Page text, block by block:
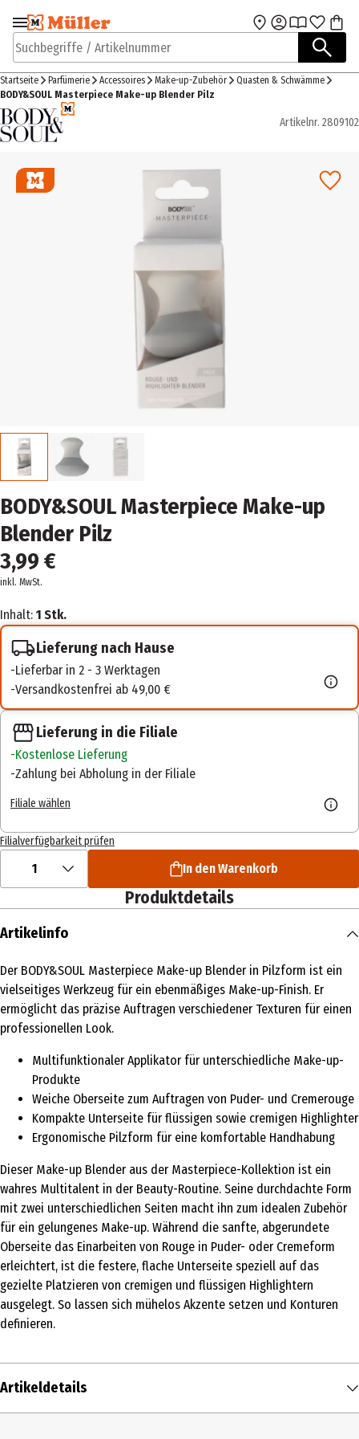
Zur Navigation
springen
Zum Hauptinhalt
Suchbegriffe / Artikelnummer
Startseite Parfümerie Accessoires Make-up-Zubehör
Quasten & Schwämme
BODY&SOUL Masterpiece Make-up Blender Pilz
Artikelnr. 2809102
BODY&SOUL Masterpiece Make-up
Blender Pilz
3,99 €
inkl. MwSt.
Inhalt: 1 Stk.
Lieferung nach Hause
Lieferbar in 2 - 3 Werktagen
Versandkostenfrei ab 49,00 €
Lieferung in die Filiale
Kostenlose Lieferung
Zahlung bei Abholung in der Filiale
Filiale wählen
Filialverfügbarkeit prüfen
1 In den Warenkorb
Produktdetails
Artikelinfo
Der BODY&SOUL Masterpiece Make-up Blender in Pilzform ist ein
vielseitiges Werkzeug für ein ebenmäßiges Make-up-Finish. Er
ermöglicht das präzise Auftragen verschiedener Texturen für einen
professionellen Look.
Multifunktionaler Applikator für unterschiedliche Make-up-
Produkte
Weiche Oberseite zum Auftragen von Puder- und Cremerouge
Kompakte Unterseite für flüssigen sowie cremigen Highlighter
Ergonomische Pilzform für eine komfortable Handhabung
Dieser Make-up Blender aus der Masterpiece-Kollektion ist ein
wahres Multitalent in der Beauty-Routine. Seine durchdachte Form
mit zwei unterschiedlichen Seiten macht ihn zum idealen Zubehör
für ein gelungenes Make-up. Während die sanfte, abgerundete
Oberseite das Einarbeiten von Rouge in Puder- oder Cremeform
erleichtert, ist die festere, flache Unterseite speziell auf das
gezielte Platzieren von cremigen und flüssigen Highlightern
ausgelegt. So lassen sich mühelos Akzente setzen und Konturen
definieren.
Artikeldetails